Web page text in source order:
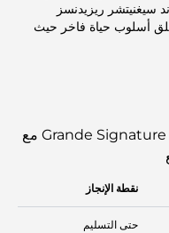
سيغنيتشر ريزيدنسز
يخلق أسلوب حياة فاخر حيث
يمكنك الشراء بسهولة Grande Signature Residences مع
نقطة الإنجاز
حتى التسليم